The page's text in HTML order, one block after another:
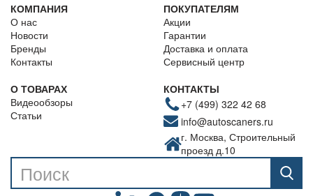
КОМПАНИЯ
О нас
Новости
Бренды
Контакты
ПОКУПАТЕЛЯМ
Акции
Гарантии
Доставка и оплата
Сервисный центр
О ТОВАРАХ
Видеообзоры
Статьи
КОНТАКТЫ
+7 (499) 322 42 68
info@autoscaners.ru
г. Москва, Строительный
проезд д.10